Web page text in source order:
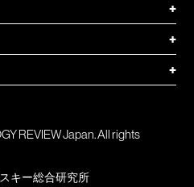
+
+
+
REVIEW Japan. All rights
キー総合研究所